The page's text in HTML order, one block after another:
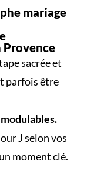
mariage
Provence
sacréeet
parfois être
J selon vos
moment clé.